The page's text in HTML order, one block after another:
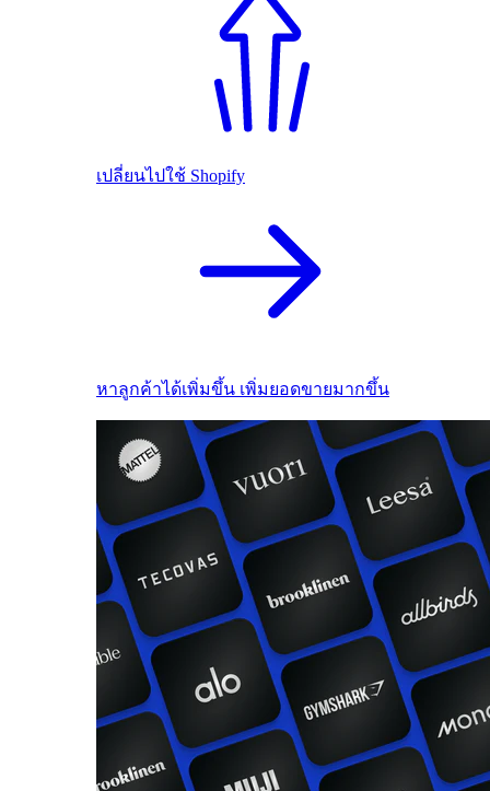
เปลี่ยนไปใช้ Shopify
หาลูกค้าได้เพิ่มขึ้น เพิ่มยอดขายมากขึ้น